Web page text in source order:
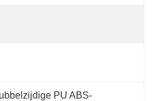
PU ABS-